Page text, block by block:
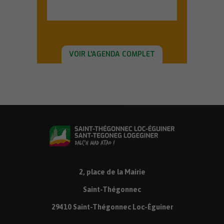
VOIR L'AGENDA COMPLET
2, place de la Mairie
Saint-Thégonnec
29410 Saint-Thégonnec Loc-Éguiner